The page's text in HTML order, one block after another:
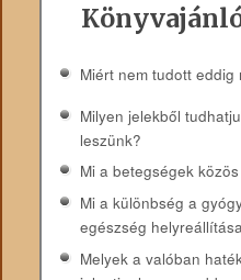
Miért nem tudott eddig
Milyen jelekből
leszünk?
Mi a betegségek
Mi a különbség a
egészség
Melyek a valóban